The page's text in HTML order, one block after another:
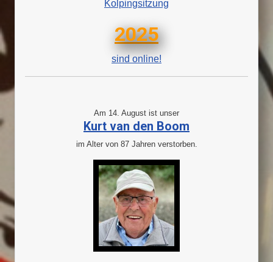
Kolpingsitzung
2025
sind online!
Am 14. August ist unser
Kurt van den Boom
im Alter von 87 Jahren verstorben.